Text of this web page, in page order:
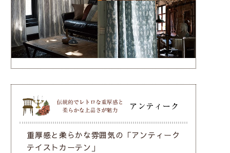
重厚感と柔らかな雰囲気の「アンティーク
テイストカーテン」